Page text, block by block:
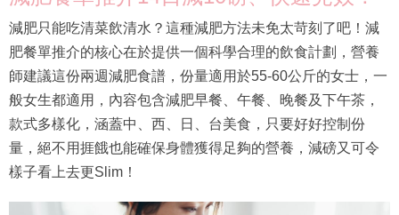
減肥只能吃清菜飲清水？這種減肥方法未免太苛刻了吧！減
肥餐單推介的核心在於提供一個科學合理的飲食計劃，營養
師建議這份兩週減肥食譜，份量適用於55-60公斤的女士，一
般女生都適用，內容包含減肥早餐、午餐、晚餐及下午茶，
款式多樣化，涵蓋中、西、日、台美食，只要好好控制份
量，絕不用捱餓也能確保身體獲得足夠的營養，減磅又可令
樣子看上去更Slim！